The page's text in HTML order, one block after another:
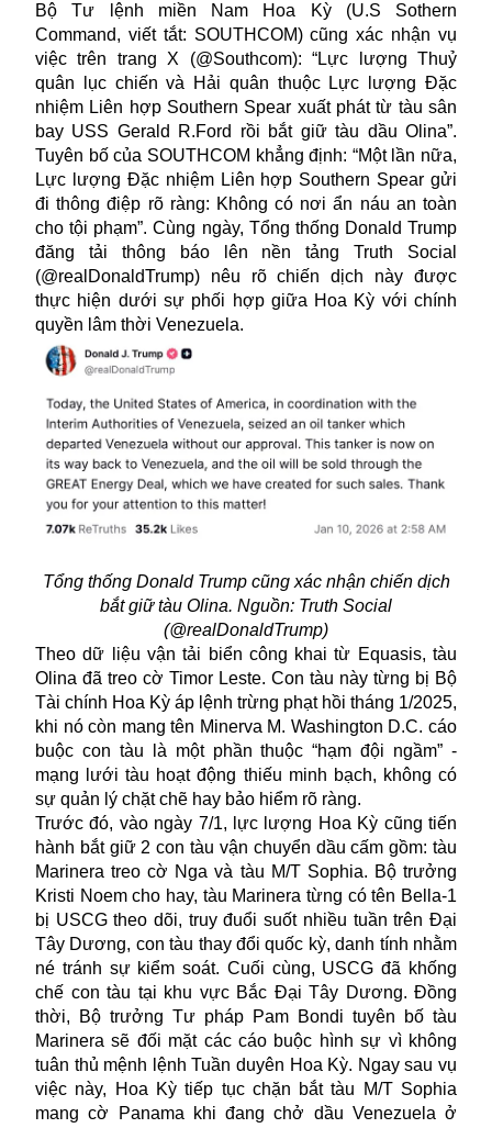
Bộ Tư lệnh miền Nam Hoa Kỳ (U.S Sothern
Command, viết tắt: SOUTHCOM) cũng xác nhận vụ
việc trên trang X (@Southcom): “Lực lượng Thuỷ
quân lục chiến và Hải quân thuộc Lực lượng Đặc
nhiệm Liên hợp Southern Spear xuất phát từ tàu sân
bay USS Gerald R.Ford rồi bắt giữ tàu dầu Olina”.
Tuyên bố của SOUTHCOM khẳng định: “Một lần nữa,
Lực lượng Đặc nhiệm Liên hợp Southern Spear gửi
đi thông điệp rõ ràng: Không có nơi ẩn náu an toàn
cho tội phạm”. Cùng ngày, Tổng thống Donald Trump
đăng tải thông báo lên nền tảng Truth Social
(@realDonaldTrump) nêu rõ chiến dịch này được
thực hiện dưới sự phối hợp giữa Hoa Kỳ với chính
quyền lâm thời Venezuela.
Tổng thống Donald Trump cũng xác nhận chiến dịch
bắt giữ tàu Olina. Nguồn: Truth Social
(@realDonaldTrump)
Theo dữ liệu vận tải biển công khai từ Equasis, tàu
Olina đã treo cờ Timor Leste. Con tàu này từng bị Bộ
Tài chính Hoa Kỳ áp lệnh trừng phạt hồi tháng 1/2025,
khi nó còn mang tên Minerva M. Washington D.C. cáo
buộc con tàu là một phần thuộc “hạm đội ngầm” -
mạng lưới tàu hoạt động thiếu minh bạch, không có
sự quản lý chặt chẽ hay bảo hiểm rõ ràng.
Trước đó, vào ngày 7/1, lực lượng Hoa Kỳ cũng tiến
hành bắt giữ 2 con tàu vận chuyển dầu cấm gồm: tàu
Marinera treo cờ Nga và tàu M/T Sophia. Bộ trưởng
Kristi Noem cho hay, tàu Marinera từng có tên Bella-1
bị USCG theo dõi, truy đuổi suốt nhiều tuần trên Đại
Tây Dương, con tàu thay đổi quốc kỳ, danh tính nhằm
né tránh sự kiểm soát. Cuối cùng, USCG đã khống
chế con tàu tại khu vực Bắc Đại Tây Dương. Đồng
thời, Bộ trưởng Tư pháp Pam Bondi tuyên bố tàu
Marinera sẽ đối mặt các cáo buộc hình sự vì không
tuân thủ mệnh lệnh Tuần duyên Hoa Kỳ. Ngay sau vụ
việc này, Hoa Kỳ tiếp tục chặn bắt tàu M/T Sophia
mang cờ Panama khi đang chở dầu Venezuela ở